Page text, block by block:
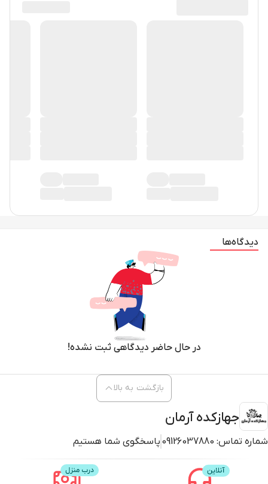
دیدگاه‌ها
در حال حاضر دیدگاهی ثبت نشده!
جهازکده آرمان
شماره تماس: 09126037880 پاسخگوی شما هستیم
بازگشت به بالا